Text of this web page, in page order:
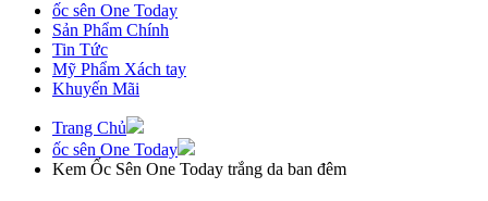
ốc sên One Today
Sản Phẩm Chính
Tin Tức
Mỹ Phẩm Xách tay
Khuyến Mãi
Trang Chủ
ốc sên One Today
Kem Ốc Sên One Today trắng da ban đêm